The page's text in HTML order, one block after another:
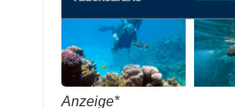
Anzeige*